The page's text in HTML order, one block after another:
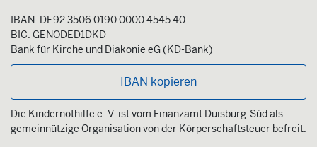
IBAN: DE92 3506 0190 0000 4545 40
BIC: GENODED1DKD
Bank für Kirche und Diakonie eG (KD-Bank)
IBAN kopieren
Die Kindernothilfe e. V. ist vom Finanzamt Duisburg-Süd als
gemeinnützige Organisation von der Körperschaftsteuer befreit.